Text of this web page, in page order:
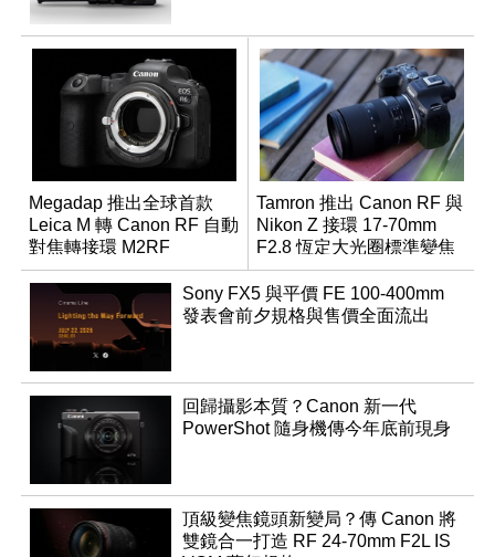
Megadap 推出全球首款
Leica M 轉 Canon RF 自動
對焦轉接環 M2RF
Tamron 推出 Canon RF 與
Nikon Z 接環 17-70mm
F2.8 恆定大光圈標準變焦
鏡
Sony FX5 與平價 FE 100-400mm
發表會前夕規格與售價全面流出
回歸攝影本質？Canon 新一代
PowerShot 隨身機傳今年底前現身
頂級變焦鏡頭新變局？傳 Canon 將
雙鏡合一打造 RF 24-70mm F2L IS